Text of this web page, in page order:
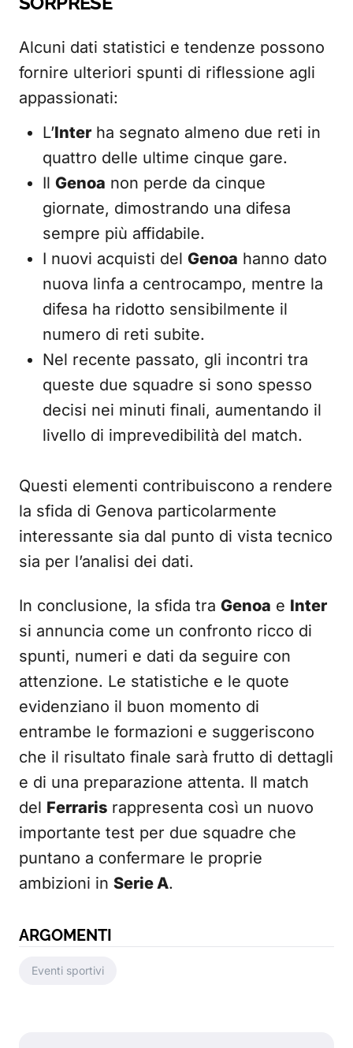
Alcuni dati statistici e tendenze possono
fornire ulteriori spunti di riflessione agli
appassionati:
L’Inter ha segnato almeno due reti in
quattro delle ultime cinque gare.
Il Genoa non perde da cinque
giornate, dimostrando una difesa
sempre più affidabile.
I nuovi acquisti del Genoa hanno dato
nuova linfa a centrocampo, mentre la
difesa ha ridotto sensibilmente il
numero di reti subite.
Nel recente passato, gli incontri tra
queste due squadre si sono spesso
decisi nei minuti finali, aumentando il
livello di imprevedibilità del match.
Questi elementi contribuiscono a rendere
la sfida di Genova particolarmente
interessante sia dal punto di vista tecnico
sia per l’analisi dei dati.
In conclusione, la sfida tra Genoa e Inter
si annuncia come un confronto ricco di
spunti, numeri e dati da seguire con
attenzione. Le statistiche e le quote
evidenziano il buon momento di
entrambe le formazioni e suggeriscono
che il risultato finale sarà frutto di dettagli
e di una preparazione attenta. Il match
del Ferraris rappresenta così un nuovo
importante test per due squadre che
puntano a confermare le proprie
ambizioni in Serie A.
ARGOMENTI
Eventi sportivi